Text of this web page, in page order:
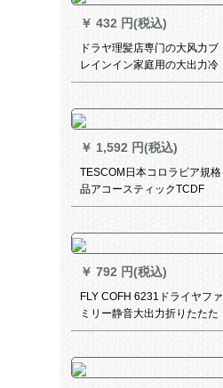
￥ 432 円(税込)
ドラヤ理髪店専门の大风力ブ
レインイン家庭用の大出力冷
热风ドライヤ寮の男女は恒温
いうことです。
￥ 1,592 円(税込)
TESCOM日本コロラビア規格
品アコースティックTCDF
40/TCD 4000/TCD
￥ 792 円(税込)
FLY COFH 6231ドライヤファ
ミリー静音大出力折りたたた
たみ専用ドライヤー冷熱風ド
シーシ